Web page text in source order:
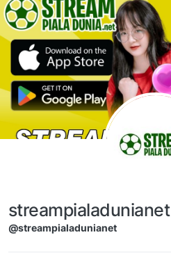
Aller directement au contenu
streampialadunianet
@streampialadunianet